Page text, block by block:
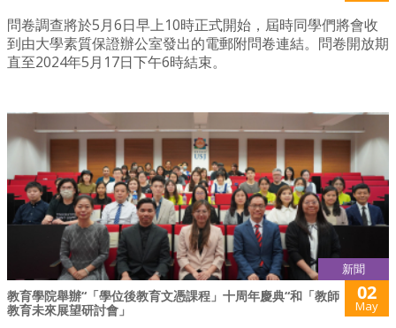
問卷調查將於5月6日早上10時正式開始，屆時同學們將會收
到由大學素質保證辦公室發出的電郵附問卷連結。問卷開放期
直至2024年5月17日下午6時結束。
新聞
教育學院舉辦“「學位後教育文憑課程」十周年慶典“和「教師
教育未來展望研討會」
02
May